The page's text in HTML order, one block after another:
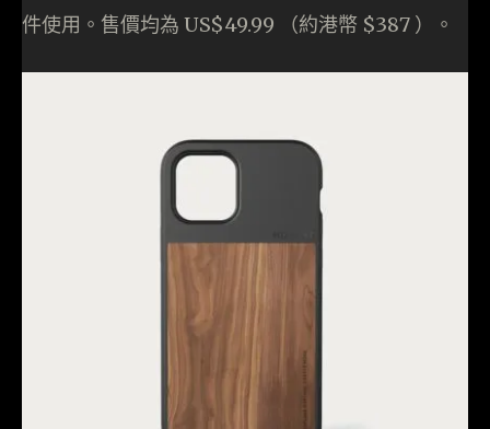
件使用。售價均為 US$49.99 （約港幣 $387 ）。